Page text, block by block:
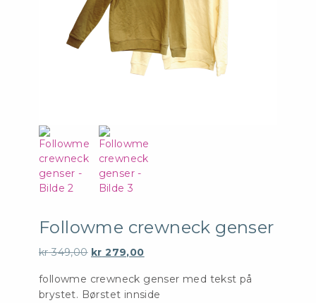
Followme crewneck genser
kr349,00 Opprinnelig
var:
kr 349,00.
kr 279,00Nåværende
er:
kr 279,00.
followme crewneck genser med tekst på
brystet. Børstet innside